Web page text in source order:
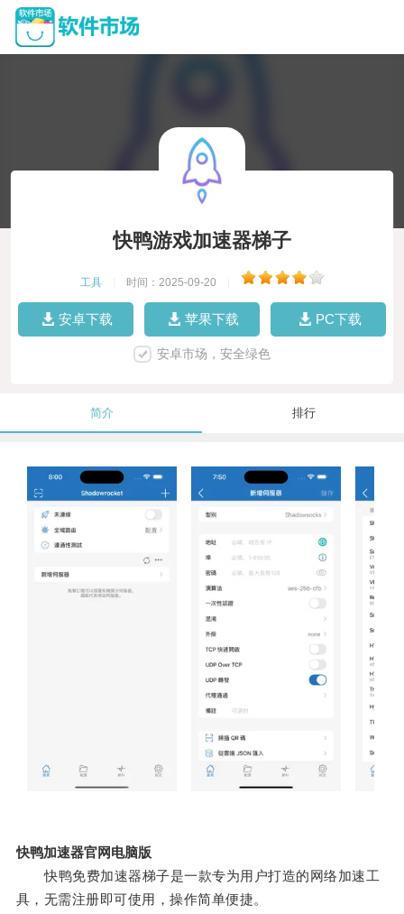
快鸭游戏加速器梯子
工具 时间：2025-09-20
安卓下载 苹果下载 PC下载
安卓市场，安全绿色
简介 排行
快鸭加速器官网电脑版
快鸭免费加速器梯子是一款专为用户打造的网络加速工
具，无需注册即可使用，操作简单便捷。